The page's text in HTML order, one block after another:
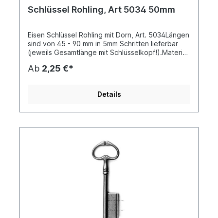
Schlüssel Rohling, Art 5034 50mm
Eisen Schlüssel Rohling mit Dorn, Art. 5034Längen
sind von 45 - 90 mm in 5mm Schritten lieferbar
(jeweils Gesamtlänge mit Schlüsselkopf!).Material
die gleiche Schaft-Stärke!Die Schaftstärke wird
Ab 2,25 €*
Details